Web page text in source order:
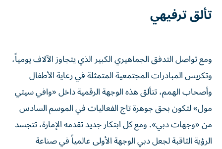
تألق ترفيهي
ومع تواصل التدفق الجماهيري الكبير الذي يتجاوز الآلاف يومياً،
وتكريس المبادرات المجتمعية المتمثلة في رعاية الأطفال
وأصحاب الهمم، تتألق هذه الوجهة الرقمية داخل «وافي سيتي
مول» لتكون بحق جوهرة تاج الفعاليات في الموسم السادس
من «وجهات دبي». ومع كل ابتكار جديد تقدمه الإمارة، تتجسد
الرؤية الثاقبة لجعل دبي الوجهة الأولى عالمياً في صناعة